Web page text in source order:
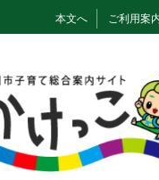
本文へ ご利用案